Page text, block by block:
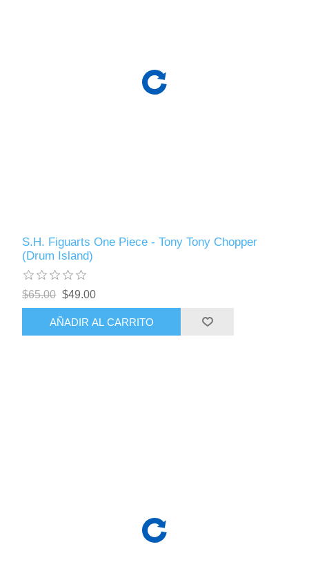
S.H. Figuarts One Piece - Tony Tony Chopper
(Drum Island)
$65.00 $49.00
AÑADIR AL CARRITO